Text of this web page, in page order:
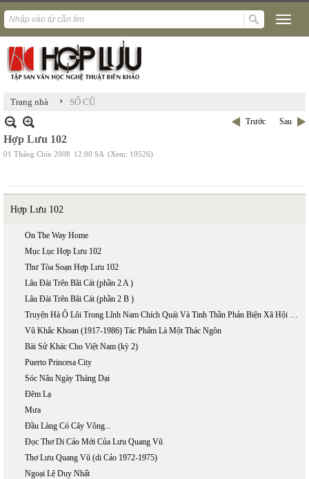
Trang nhà › SỐ CŨ
Trước Sau
Hợp Lưu 102
01 Tháng Chín 2008 12:00 SA (Xem: 10526)
Hợp Lưu 102
On The Way Home
Mục Lục Hợp Lưu 102
Thư Tòa Soạn Hợp Lưu 102
Lâu Đài Trên Bãi Cát (phần 2 A )
Lâu Đài Trên Bãi Cát (phần 2 B )
Truyện Hà Ô Lôi Trong Lĩnh Nam Chích Quái Và Tinh Thần Phản Biện Xã Hội Dưới Thời Vãn Trần
Vũ Khắc Khoan (1917-1986) Tác Phẩm Là Một Thác Ngôn
Bài Sử Khác Cho Việt Nam (kỳ 2)
Puerto Princesa City
Sóc Nâu Ngày Tháng Dại
Đêm Lạ
Mưa
Đầu Làng Có Cây Vông...
Đọc Thơ Di Cảo Mới Của Lưu Quang Vũ
Thơ Lưu Quang Vũ (di Cảo 1972-1975)
Ngoại Lệ Duy Nhất